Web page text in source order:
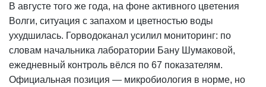
В августе того же года, на фоне активного цветения
Волги, ситуация с запахом и цветностью воды
ухудшилась. Горводоканал усилил мониторинг: по
словам начальника лаборатории Бану Шумаковой,
ежедневный контроль вёлся по 67 показателям.
Официальная позиция — микробиология в норме, но